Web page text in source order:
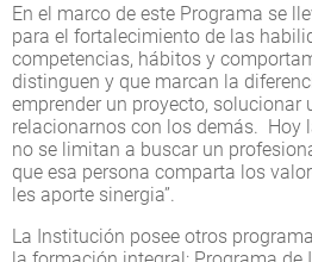
En el marco de este Programa se
para el fortalecimiento de las
competencias, hábitos y
distinguen y que marcan la
emprender un proyecto, solucionar
relacionarnos con los demás. Hoy
no se limitan a buscar un
que esa persona comparta los
les aporte sinergia”.
La Institución posee otros